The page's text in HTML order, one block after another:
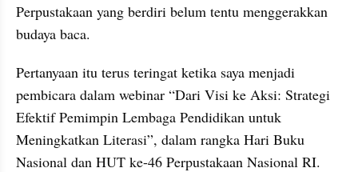
Perpustakaan yang berdiri belum tentu menggerakkan
budaya baca.
Pertanyaan itu terus teringat ketika saya menjadi
pembicara dalam webinar “Dari Visi ke Aksi: Strategi
Efektif Pemimpin Lembaga Pendidikan untuk
Meningkatkan Literasi”, dalam rangka Hari Buku
Nasional dan HUT ke-46 Perpustakaan Nasional RI.